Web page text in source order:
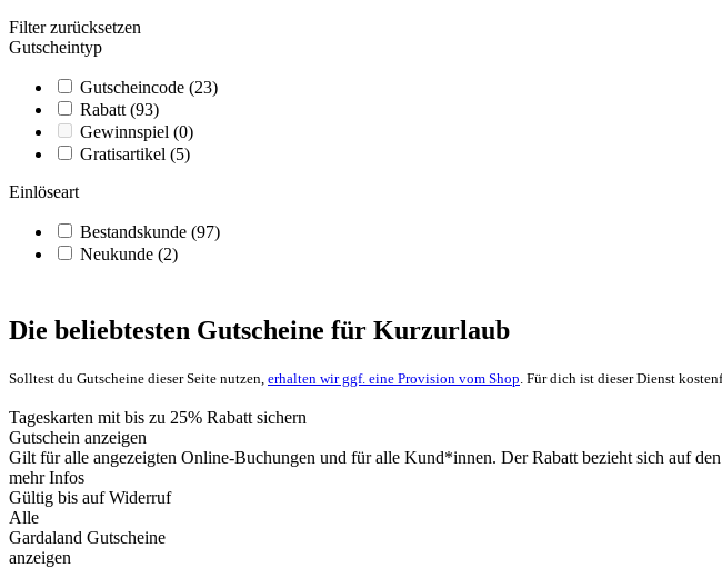
Filter zurücksetzen
Gutscheintyp
Gutscheincode (23)
Rabatt (93)
Gewinnspiel (0)
Gratisartikel (5)
Einlöseart
Bestandskunde (97)
Neukunde (2)
Die beliebtesten Gutscheine für Kurzurlaub
Solltest du Gutscheine dieser Seite nutzen, erhalten wir ggf. eine Provision vom Shop . Für dich ist dieser Dienst
Tageskarten mit bis zu 25% Rabatt sichern
Gutschein anzeigen
Gilt für alle angezeigten Online-Buchungen und für alle Kund*innen. Der Rabatt bezieht sich auf
mehr Infos
Gültig bis auf Widerruf
Alle
Gardaland Gutscheine
anzeigen